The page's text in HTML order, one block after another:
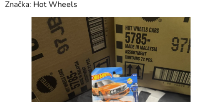
hodnocení
produktu
hvězdiček.
Značka: Hot Wheels